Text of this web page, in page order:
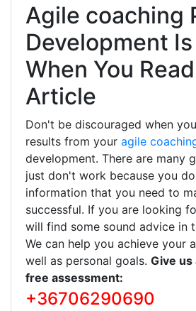
Agile coaching
Development
When You
Article
Don't be discouraged when
results from your agile
development. There are many
just don't work because you
information that you need to
successful. If you are looking
will find some sound advice in
We can help you achieve your
well as personal goals. Give us
free assessment:
+36706290690